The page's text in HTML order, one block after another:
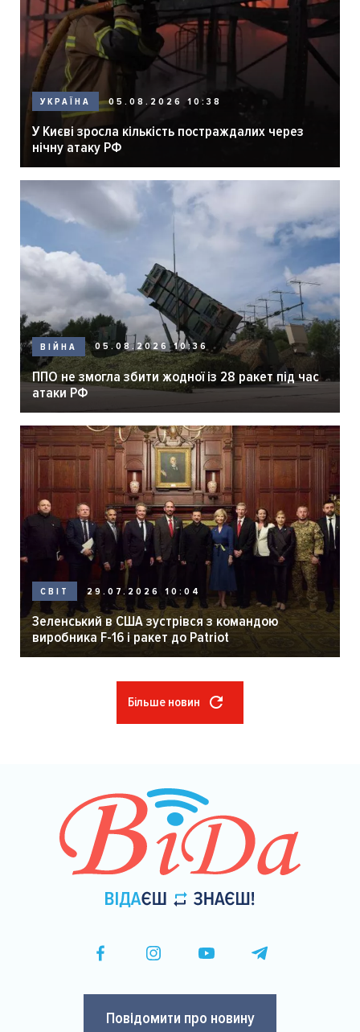
УКРАЇНА 05.08.2026 10:38
У Києві зросла кількість постраждалих через
нічну атаку РФ
ВІЙНА 05.08.2026 10:36
ППО не змогла збити жодної із 28 ракет під час
атаки РФ
СВІТ 29.07.2026 10:04
Зеленський в США зустрівся з командою
виробника F-16 і ракет до Patriot
Більше новин
Повідомити про новину